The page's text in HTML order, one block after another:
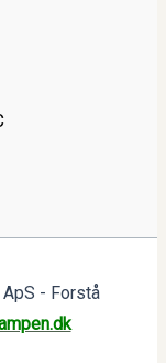
- Forstå